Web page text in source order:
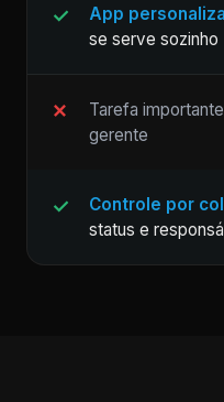
App
se serve sozinho
Tarefa
gerente
Controle por
status e